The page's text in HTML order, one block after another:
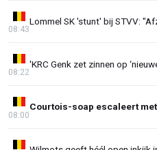
Lommel SK 'stunt' bij STVV:
08:43
'KRC Genk zet zinnen op
08:22
Courtois-soap escaleert
08:00